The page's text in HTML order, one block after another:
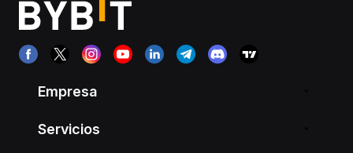
Empresa
Servicios